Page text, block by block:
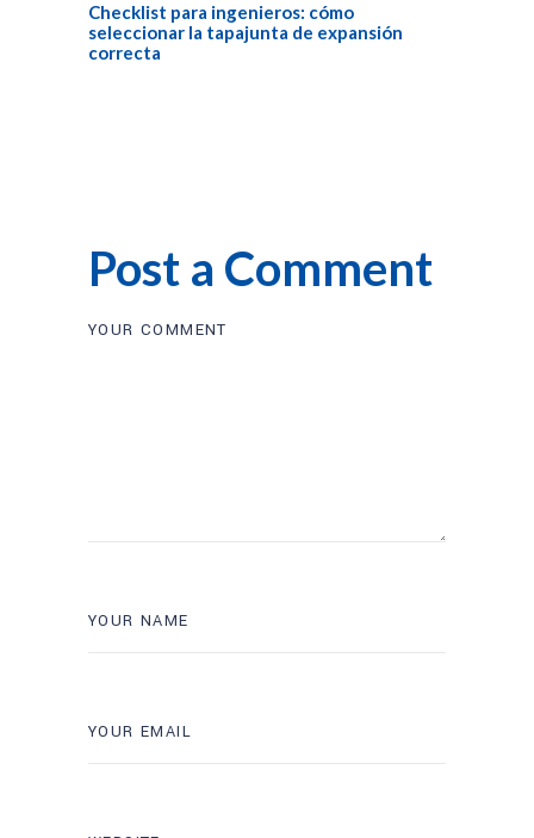
Checklist para ingenieros: cómo
seleccionar la tapajunta de expansión
correcta
Post a Comment